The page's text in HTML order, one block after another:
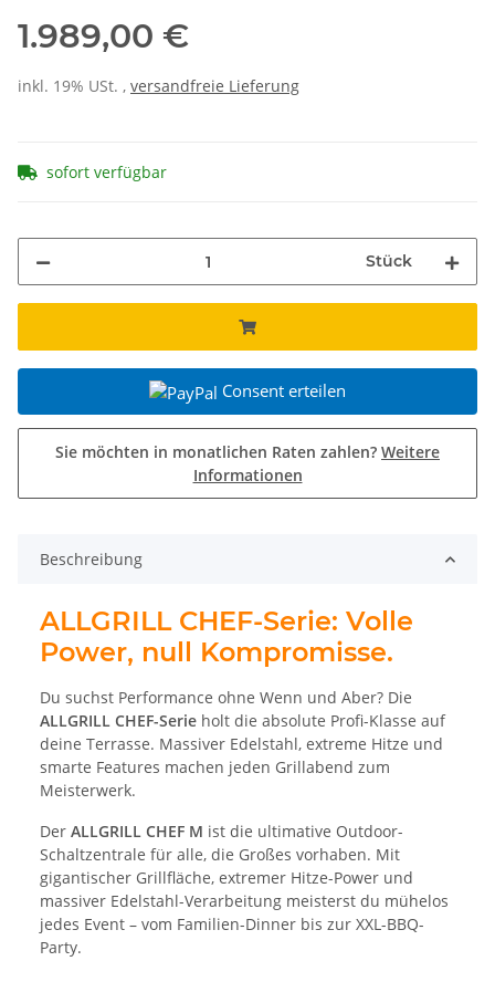
1.989,00 €
inkl. 19% USt. , versandfreie Lieferung
sofort verfügbar
Stück
Consent erteilen
Sie möchten in monatlichen Raten zahlen? Weitere
Informationen
Beschreibung
ALLGRILL CHEF-Serie: Volle
Power, null Kompromisse.
Du suchst Performance ohne Wenn und Aber? Die
ALLGRILL CHEF-Serie holt die absolute Profi-Klasse auf
deine Terrasse. Massiver Edelstahl, extreme Hitze und
smarte Features machen jeden Grillabend zum
Meisterwerk.
Der ALLGRILL CHEF M ist die ultimative Outdoor-
Schaltzentrale für alle, die Großes vorhaben. Mit
gigantischer Grillfläche, extremer Hitze-Power und
massiver Edelstahl-Verarbeitung meisterst du mühelos
jedes Event – vom Familien-Dinner bis zur XXL-BBQ-
Party.